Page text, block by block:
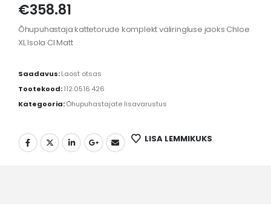
€358.81
Õhupuhastaja kattetorude komplekt väliringluse jaoks Chloe
XL Isola CI Matt
Saadavus:Laost otsas
Tootekood:112.0516.426
Kategooria:Õhupuhastajate lisavarustus
LISA LEMMIKUKS